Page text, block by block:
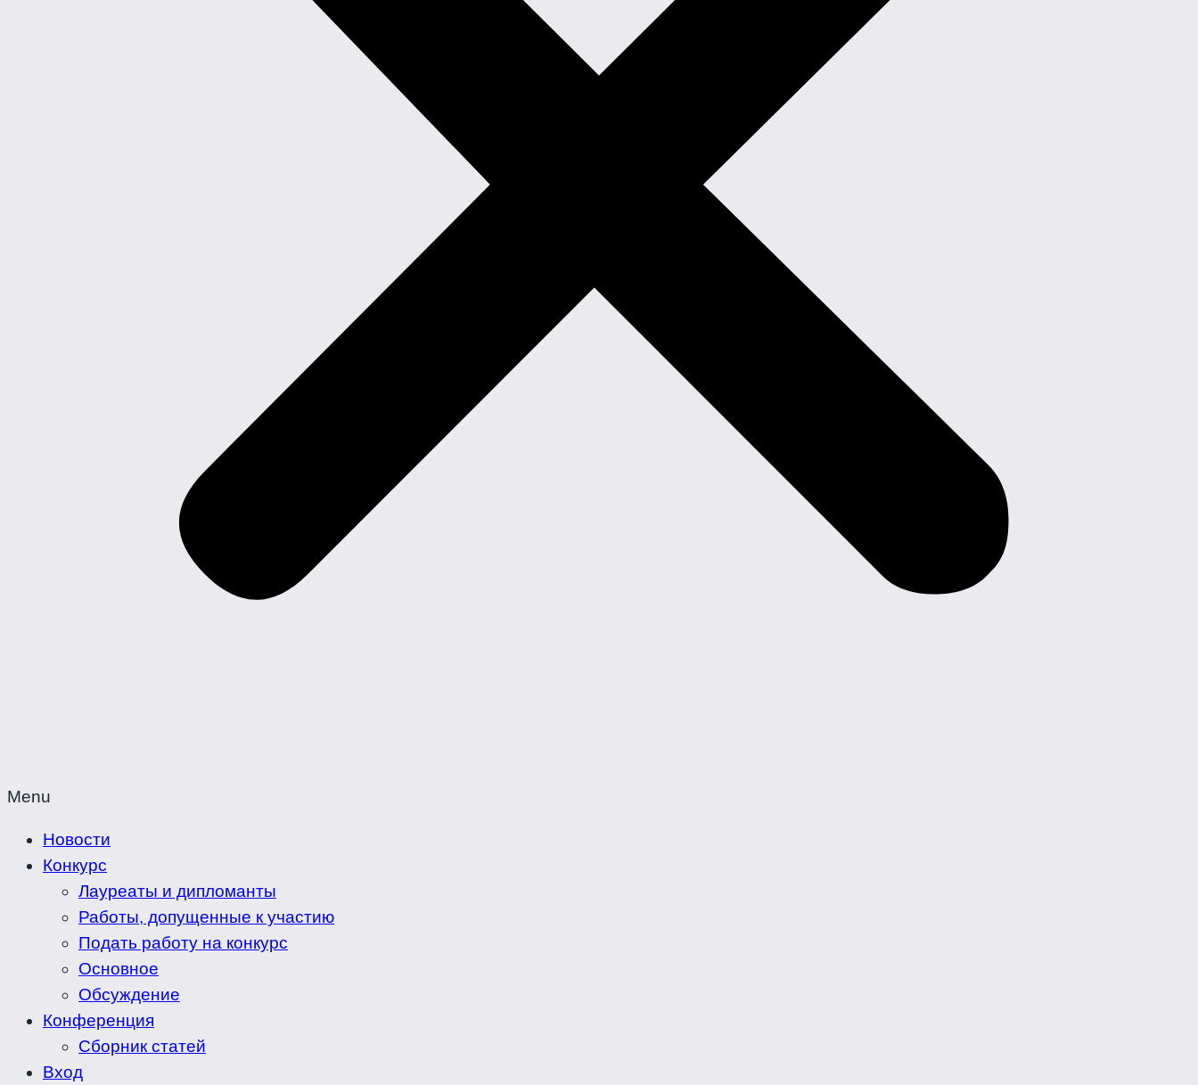
Menu
Новости
Конкурс
Лауреаты и дипломанты
Работы, допущенные к участию
Подать работу на конкурс
Основное
Обсуждение
Конференция
Сборник статей
Вход